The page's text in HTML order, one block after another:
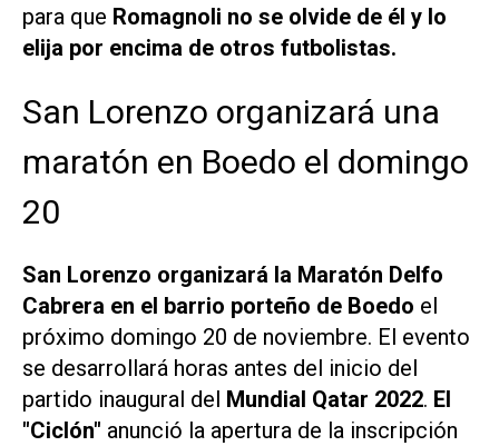
para que Romagnoli no se olvide de él y lo
elija por encima de otros futbolistas.
San Lorenzo organizará una
maratón en Boedo el domingo
20
San Lorenzo organizará la Maratón Delfo
Cabrera en el barrio porteño de Boedo el
próximo domingo 20 de noviembre. El evento
se desarrollará horas antes del inicio del
partido inaugural del Mundial Qatar 2022. El
"Ciclón" anunció la apertura de la inscripción